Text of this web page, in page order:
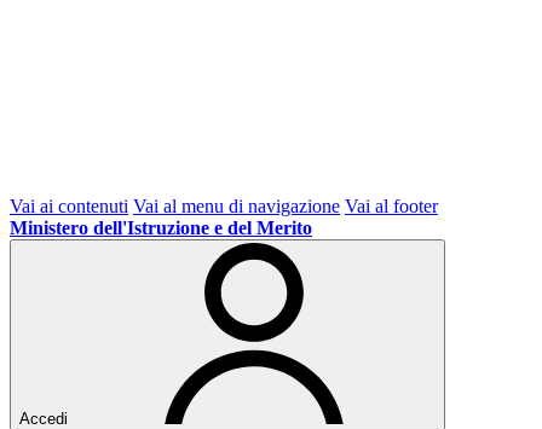
Vai ai contenuti Vai al menu di navigazione Vai al footer
Ministero dell'Istruzione e del Merito
Accedi